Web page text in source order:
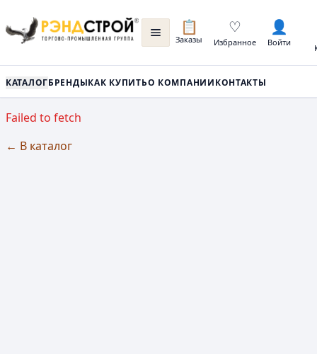
📋
Заказы
♡
Избранное
👤
Войти
КАТАЛОГБРЕНДЫКАК КУПИТЬО КОМПАНИИКОНТАКТЫ
Failed to fetch
← В каталог